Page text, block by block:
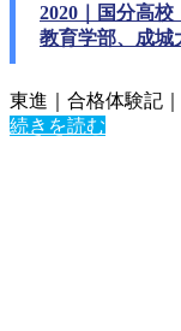
2020｜国分高
教育学部、成城
東進｜合格体験記
続きを読む